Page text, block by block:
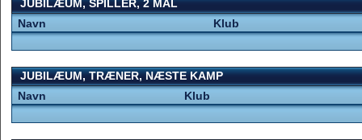
JUBILÆUM, SPILLER, 2 MÅL
Navn
Klub
JUBILÆUM, TRÆNER, NÆSTE KAMP
Navn
Klub